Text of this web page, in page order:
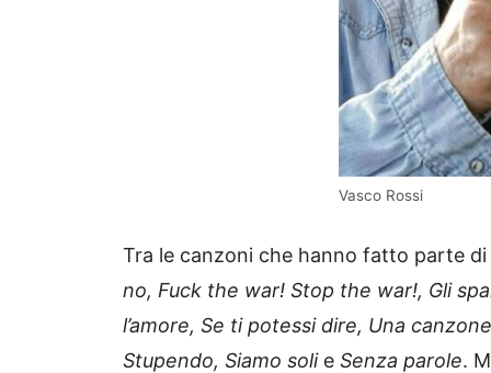
Vasco Rossi
Tra le canzoni che hanno fatto parte
no, Fuck the war! Stop the war!, Gli
l’amore, Se ti potessi dire, Una
Stupendo, Siamo solie Senza parole.